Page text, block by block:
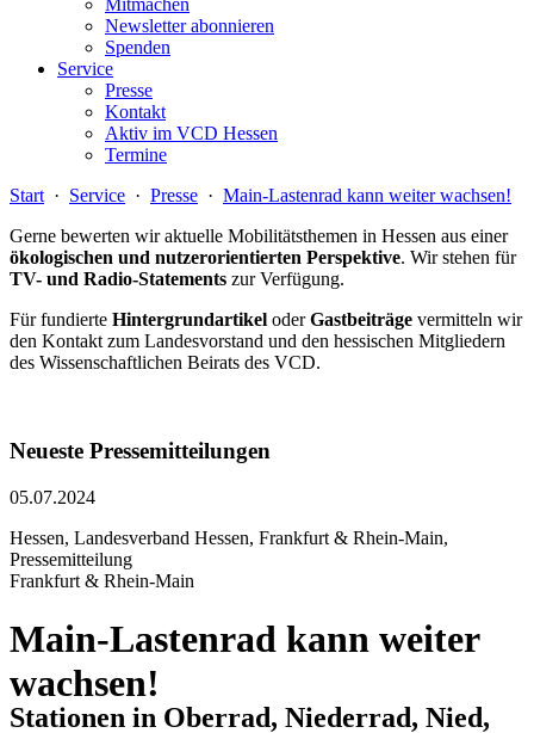
Mitmachen
Newsletter abonnieren
Spenden
Service
Presse
Kontakt
Aktiv im VCD Hessen
Termine
Start · Service · Presse · Main-Lastenrad kann weiter wachsen!
Gerne bewerten wir aktuelle Mobilitätsthemen in Hessen aus einer
ökologischen und nutzerorientierten Perspektive. Wir stehen für
TV- und Radio-Statements zur Verfügung.
Für fundierte Hintergrundartikel oderGastbeiträge vermitteln wir
den Kontakt zum Landesvorstand und den hessischen Mitgliedern
des Wissenschaftlichen Beirats des VCD.
Neueste Pressemitteilungen
05.07.2024
Hessen, Landesverband Hessen, Frankfurt & Rhein-Main,
Pressemitteilung
Frankfurt & Rhein-Main
Main-Lastenrad kann weiter
wachsen!
Stationen in Oberrad, Niederrad, Nied,